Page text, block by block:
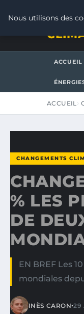
ACCUEIL
ACCUEIL
CHANGEMENTS
% LES
DE
EN BREF Les
mondiales
INÈS CARON•29
Nous utilisons des